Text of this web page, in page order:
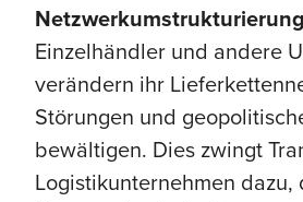
Einzelhändler und andere
verändern ihr
Störungen und
bewältigen. Dies zwingt
Logistikunternehmen dazu,